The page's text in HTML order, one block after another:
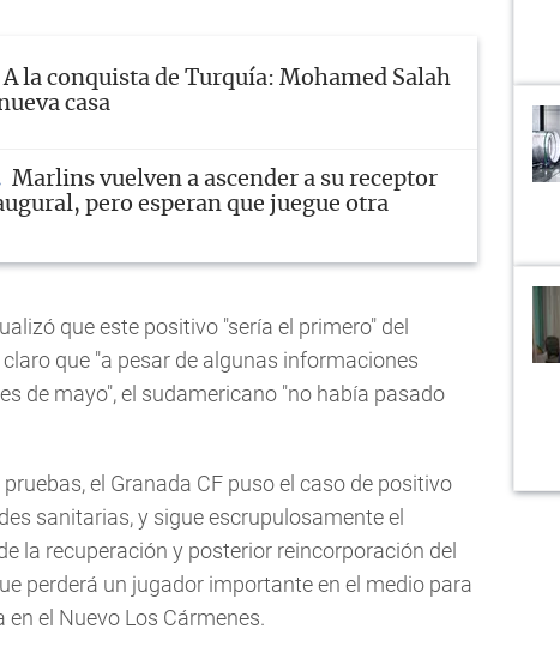
A la conquista de Turquía: Mohamed Salah
casa
Marlins vuelven a ascender a su receptor
pero esperan que juegue otra
que este positivo "sería el primero" del
que "a pesar de algunas informaciones
de mayo", el sudamericano "no había pasado
el Granada CF puso el caso de positivo
sanitarias, y sigue escrupulosamente el
la recuperación y posterior reincorporación del
perderá un jugador importante en el medio para
el Nuevo Los Cármenes.